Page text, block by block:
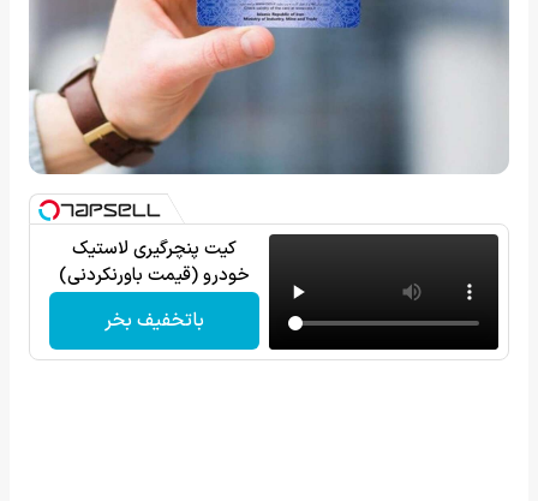
کیت پنچرگیری لاستیک
خودرو (قیمت باورنکردنی)
باتخفیف بخر